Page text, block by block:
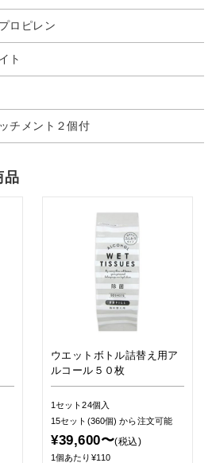
ロピレン
ト
チメント２個付
品
ウエットボトル詰替え用ア
ルコール５０枚
1セット24個入
15セット(360個)から注文可能
¥39,600〜(税込)
1個あたり¥110